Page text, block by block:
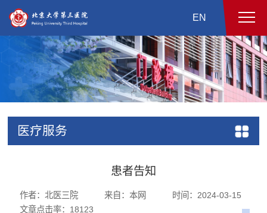
EN
医疗服务
患者告知
作者：北医三院 来自：本网
时间：2024-03-15
文章点击率： 18123